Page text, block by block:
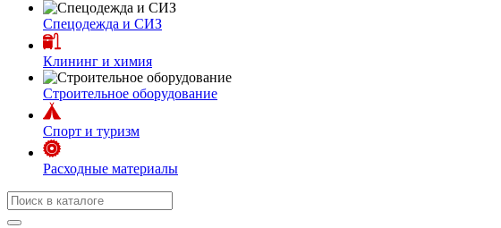
Спецодежда и СИЗ
Клининг и химия
Строительное оборудование
Спорт и туризм
Расходные материалы